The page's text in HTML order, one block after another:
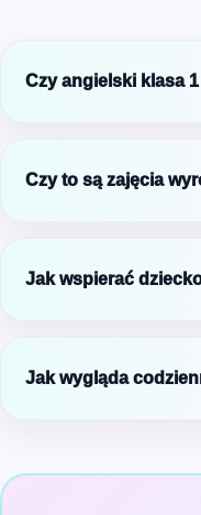
Czy angielski klasa
dobrze
klasa 1 online opierają
Czy to są zajęcia
nadąża za
Jak wspierać
Jeśli dziecko ma
nie przyspieszać
Jak wygląda